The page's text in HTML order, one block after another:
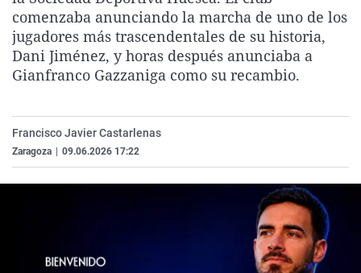
La rosa de los vientos
Gente viajera
Como el perro y el
Caso
Retornados
Equipo de
Extremadura
Galicia
La Rioja
Virales
Televisión
Elecciones
comenzaba anunciando la marcha de uno de los
jugadores más trascendentales de su historia,
Dani Jiménez, y horas después anunciaba a
Gianfranco Gazzaniga como su recambio.
Francisco Javier Castarlenas
Zaragoza 09.06.2026 17:22